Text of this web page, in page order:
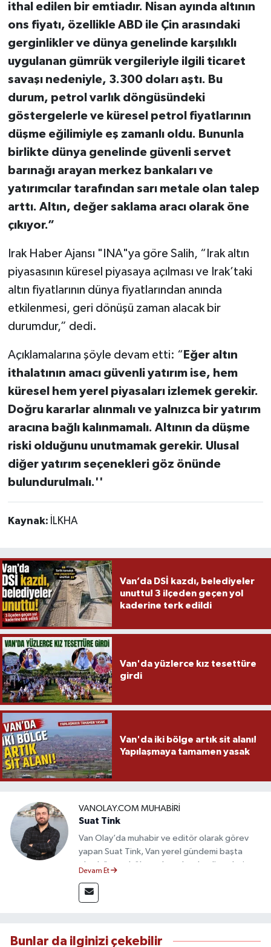
ithal edilen bir emtiadır. Nisan ayında altının
ons fiyatı, özellikle ABD ile Çin arasındaki
gerginlikler ve dünya genelinde karşılıklı
uygulanan gümrük vergileriyle ilgili ticaret
savaşı nedeniyle, 3.300 doları aştı. Bu
durum, petrol varlık döngüsündeki
göstergelerle ve küresel petrol fiyatlarının
düşme eğilimiyle eş zamanlı oldu. Bununla
birlikte dünya genelinde güvenli servet
barınağı arayan merkez bankaları ve
yatırımcılar tarafından sarı metale olan talep
arttı. Altın, değer saklama aracı olarak öne
çıkıyor.”
Irak Haber Ajansı "INA"ya göre Salih, “Irak altın
piyasasının küresel piyasaya açılması ve Irak’taki
altın fiyatlarının dünya fiyatlarından anında
etkilenmesi, geri dönüşü zaman alacak bir
durumdur,” dedi.
Açıklamalarına şöyle devam etti: “ Eğer altın
ithalatının amacı güvenli yatırım ise, hem
küresel hem yerel piyasaları izlemek gerekir.
Doğru kararlar alınmalı ve yalnızca bir yatırım
aracına bağlı kalınmamalı. Altının da düşme
riski olduğunu unutmamak gerekir. Ulusal
diğer yatırım seçenekleri göz önünde
bulundurulmalı.''
Kaynak: İLKHA
Van’da DSİ kazdı, belediyeler
unuttu! 3 ilçeden geçen yol
kaderine terk edildi
Van'da yüzlerce kız tesettüre
girdi
Van'da iki bölge artık sit alanı!
Yapılaşmaya tamamen yasak
VANOLAY.COM MUHABIRI
Suat Tink
Van Olay’da muhabir ve editör olarak görev
yapan Suat Tink, Van yerel gündemi başta
olmak üzere bölgesel ve ulusal gelişmeleri
mezunu olan Tink, sahadan edindiği bilgilerle
doğruluk, tarafsızlık ve etik ilkeler
Devam Et
Bunlar da ilginizi çekebilir